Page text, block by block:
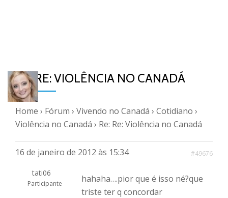
RE: RE: VIOLÊNCIA NO CANADÁ
Home › Fórum › Vivendo no Canadá › Cotidiano ›
Violência no Canadá › Re: Re: Violência no Canadá
16 de janeiro de 2012 às 15:34 #49676
tati06
Participante
hahaha….pior que é isso né?que
triste ter q concordar